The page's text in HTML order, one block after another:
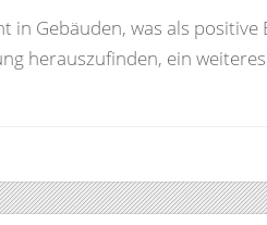
Gebäuden, was als positive
herauszufinden, ein